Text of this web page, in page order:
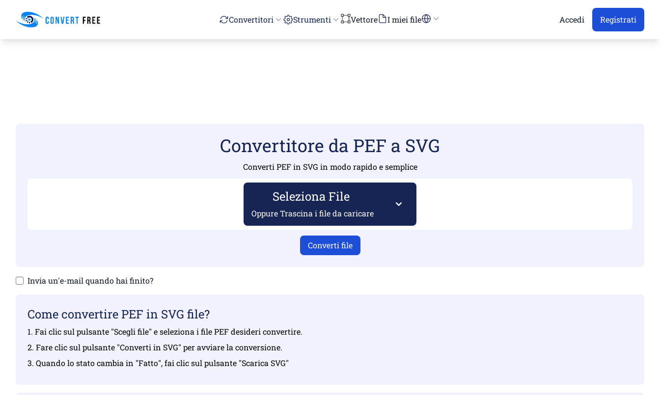
Convert Free Convertitori Strumenti Vettore I miei file Accedi Registrati
Convertitore da PEF a SVG
Converti PEF in SVG in modo rapido e semplice
Seleziona File
Oppure Trascina i file da caricare
Converti file
Invia un'e-mail quando hai finito?
Come convertire PEF in SVG file?
1. Fai clic sul pulsante "Scegli file" e seleziona i file PEF desideri convertire.
2. Fare clic sul pulsante "Converti in SVG" per avviare la conversione.
3. Quando lo stato cambia in "Fatto", fai clic sul pulsante "Scarica SVG"